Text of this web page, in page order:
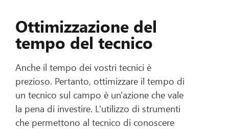
Ottimizzazione del
tempo del tecnico
Anche il tempo dei vostri tecnici è
prezioso. Pertanto, ottimizzare il tempo di
un tecnico sul campo è un'azione che vale
la pena di investire. L'utilizzo di strumenti
che permettono al tecnico di conoscere